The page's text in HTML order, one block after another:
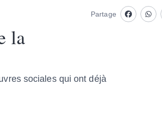
la
sociales qui ont déjà
Partage
Facebook